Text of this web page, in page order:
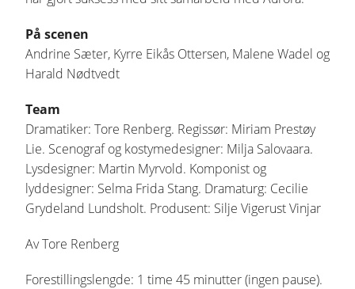
På scenen
Andrine Sæter, Kyrre Eikås Ottersen, Malene Wadel og
Harald Nødtvedt
Team
Dramatiker: Tore Renberg. Regissør: Miriam Prestøy
Lie. Scenograf og kostymedesigner: Milja Salovaara.
Lysdesigner: Martin Myrvold. Komponist og
lyddesigner: Selma Frida Stang. Dramaturg: Cecilie
Grydeland Lundsholt. Produsent: Silje Vigerust Vinjar
Av Tore Renberg
Forestillingslengde: 1 time 45 minutter (ingen pause).